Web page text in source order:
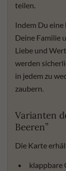
teilen.
Indem Du
Deine Familie
Liebe und
werden
in jedem zu
zaubern.
Varianten
Beeren”
Die Karte
klappbare